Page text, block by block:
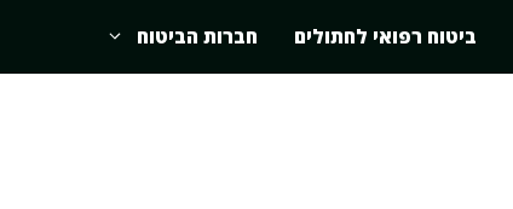
ביטוח רפואי לחתולים חברות הביטוח